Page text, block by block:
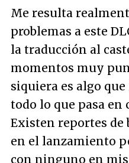
Me resulta
problemas a este
la traducción al
momentos muy
siquiera es algo
todo lo que pasa en
Existen reportes de
en el lanzamiento
con ninguno en